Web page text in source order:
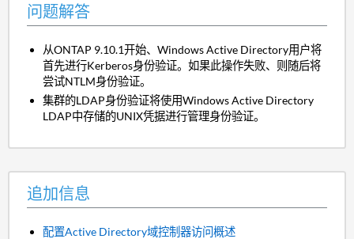
问题解答
从ONTAP 9.10.1开始、Windows Active Directory用户将
首先进行Kerberos身份验证。如果此操作失败、则随后将
尝试NTLM身份验证。
集群的LDAP身份验证将使用Windows Active Directory
LDAP中存储的UNIX凭据进行管理身份验证。
追加信息
配置Active Directory域控制器访问概述